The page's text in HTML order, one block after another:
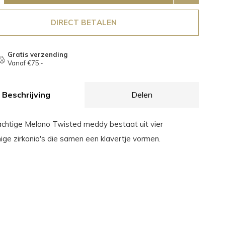
DIRECT BETALEN
Gratis verzending
Vanaf €75,-
Beschrijving Delen
Melano Twisted meddy bestaat uit vier
zirkonia's die samen een klavertje vormen.